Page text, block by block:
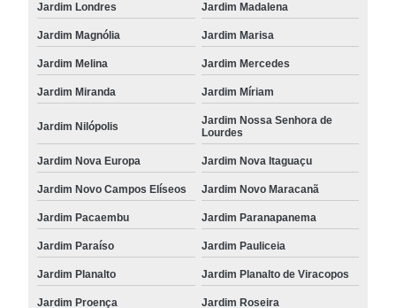
Jardim Londres Jardim Madalena
Jardim Magnólia Jardim Marisa
Jardim Melina Jardim Mercedes
Jardim Miranda Jardim Míriam
Jardim Nilópolis
Jardim Nossa Senhora de
Lourdes
Jardim Nova Europa Jardim Nova Itaguaçu
Jardim Novo Campos Elíseos Jardim Novo Maracanã
Jardim Pacaembu Jardim Paranapanema
Jardim Paraíso Jardim Pauliceia
Jardim Planalto Jardim Planalto de Viracopos
Jardim Proença Jardim Roseira